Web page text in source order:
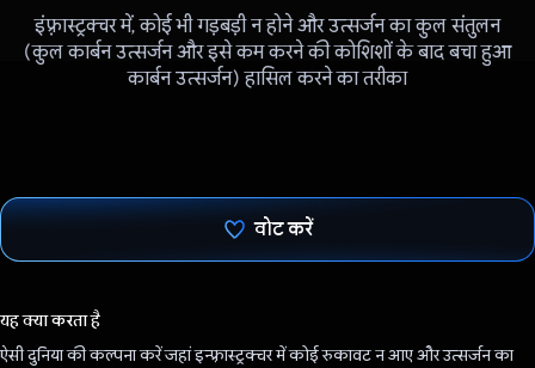
इंफ़्रास्ट्रक्चर में, कोई भी गड़बड़ी न होने और उत्सर्जन का कुल संतुलन
(कुल कार्बन उत्सर्जन और इसे कम करने की कोशिशों के बाद बचा हुआ
कार्बन उत्सर्जन) हासिल करने का तरीका
वोट करें
यह क्या करता है
ऐसी दुनिया की कल्पना करें जहां इन्फ़्रास्ट्रक्चर में कोई रुकावट न आए और उत्सर्जन का